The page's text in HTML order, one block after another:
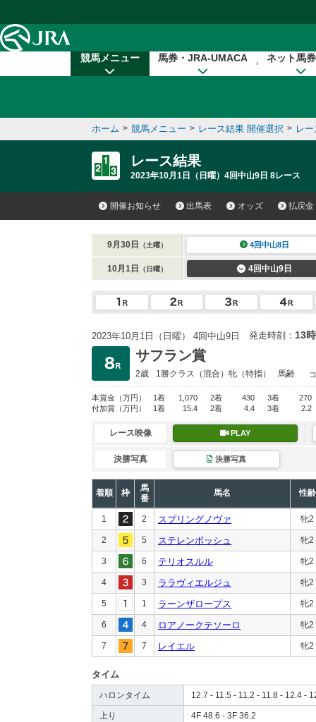
競馬メニュー 馬券・JRA-UMACA ネット馬
ホーム > 競馬メニュー > レース結果 開催選択 > レ
レース結果
2023年10月1日（日曜）4回中山9日 8レース
開催お知らせ 出馬表 オッズ 払戻金
9月30日 （土曜） 4回中山8日
10月1日 （日曜） 4回中山9日
2023年10月1日（日曜） 4回中山9日 発走時刻： 13
サフラン賞
2歳 1勝クラス （混合）牝（特指） 馬齢
本賞金 （万円） 1着 1,070 2着 430 3着
270
付加賞 （万円） 1着 15.4 2着 4.4 3着 2.2
レース映像 PLAY
決勝写真 決勝写真
着順 枠
馬
番
馬名 性齢
1 2 スプリングノヴァ 牝2
2 5 ステレンボッシュ 牝2
3 6 テリオスルル 牝2
4 3 ララヴィエルジュ 牝2
5 1 ラーンザロープス 牝2
6 4 ロアノークテソーロ 牝2
7 7 レイエル 牝2
タイム
ハロンタイム 12.7 - 11.5 - 11.2 - 11.8 - 12.4 -
上り 4F 48.6 - 3F 36.2